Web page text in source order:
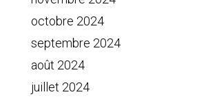
octobre 2024
septembre 2024
août 2024
juillet 2024